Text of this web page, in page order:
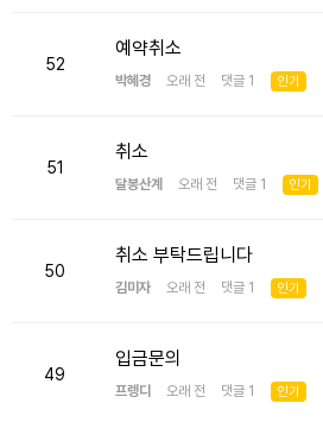
52
예약취소
박혜경 오래 전 댓글 1 인기
51
취소
달봉산계 오래 전 댓글 1 인기
50
취소 부탁드립니다
김미자 오래 전 댓글 1 인기
49
입금문의
프렝디 오래 전 댓글 1 인기